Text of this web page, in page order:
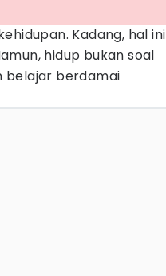
Kadang, hal ini
hidup bukan soal
belajar berdamai